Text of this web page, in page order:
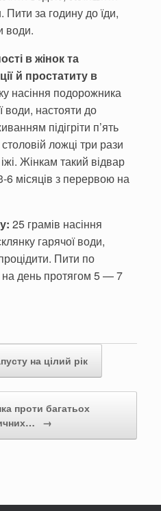
Пити за годину до їди,
води.
в жінок та
й простатиту в
насіння подорожника
води, насто­яти до
підігріти п’ять
ложці три рази
Жінкам такий відвар
6 місяців з перервою на
25 гра­мів насіння
гарячої води,
Пити по
на день протягом 5 — 7
на цілий рік
проти багатьох
→